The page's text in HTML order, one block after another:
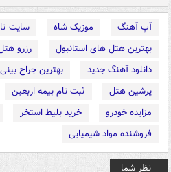
آپ آهنگ موزیک شاه
سایت
بهترین هتل های استانبول
رزرو
دانلود آهنگ جدید
بهترین جراح
پرشین هتل
ثبت نام بیمه اربعین
مزایده خودرو
خرید بلیط استخر
فروشنده مواد شیمیایی
نظر شما